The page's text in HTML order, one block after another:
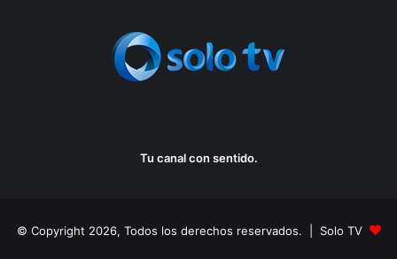
Tu canal con sentido.
© Copyright 2026, Todos los derechos reservados. | Solo TV